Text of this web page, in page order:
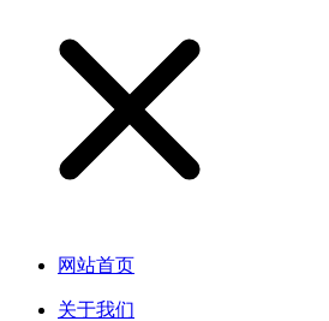
网站首页
关于我们